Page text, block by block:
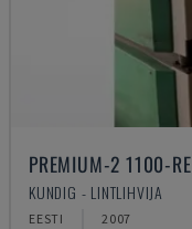
PREMIUM-2 1100-RE
KUNDIG - LINTLIHVIJA
EESTI 2007